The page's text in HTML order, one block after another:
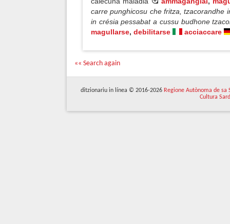
carre punghicosu che fritza, tzacorandhe
in crésia pessabat a cussu budhone
magullarse, debilitarse acciaccare
«« Search again
ditzionariu in línea © 2016-2026 Regione Autònoma de sa
Cultura